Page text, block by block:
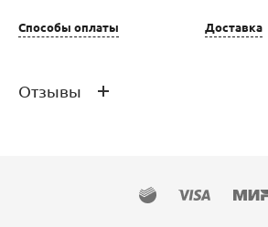
Способы оплаты Доставка
Отзывы
первым